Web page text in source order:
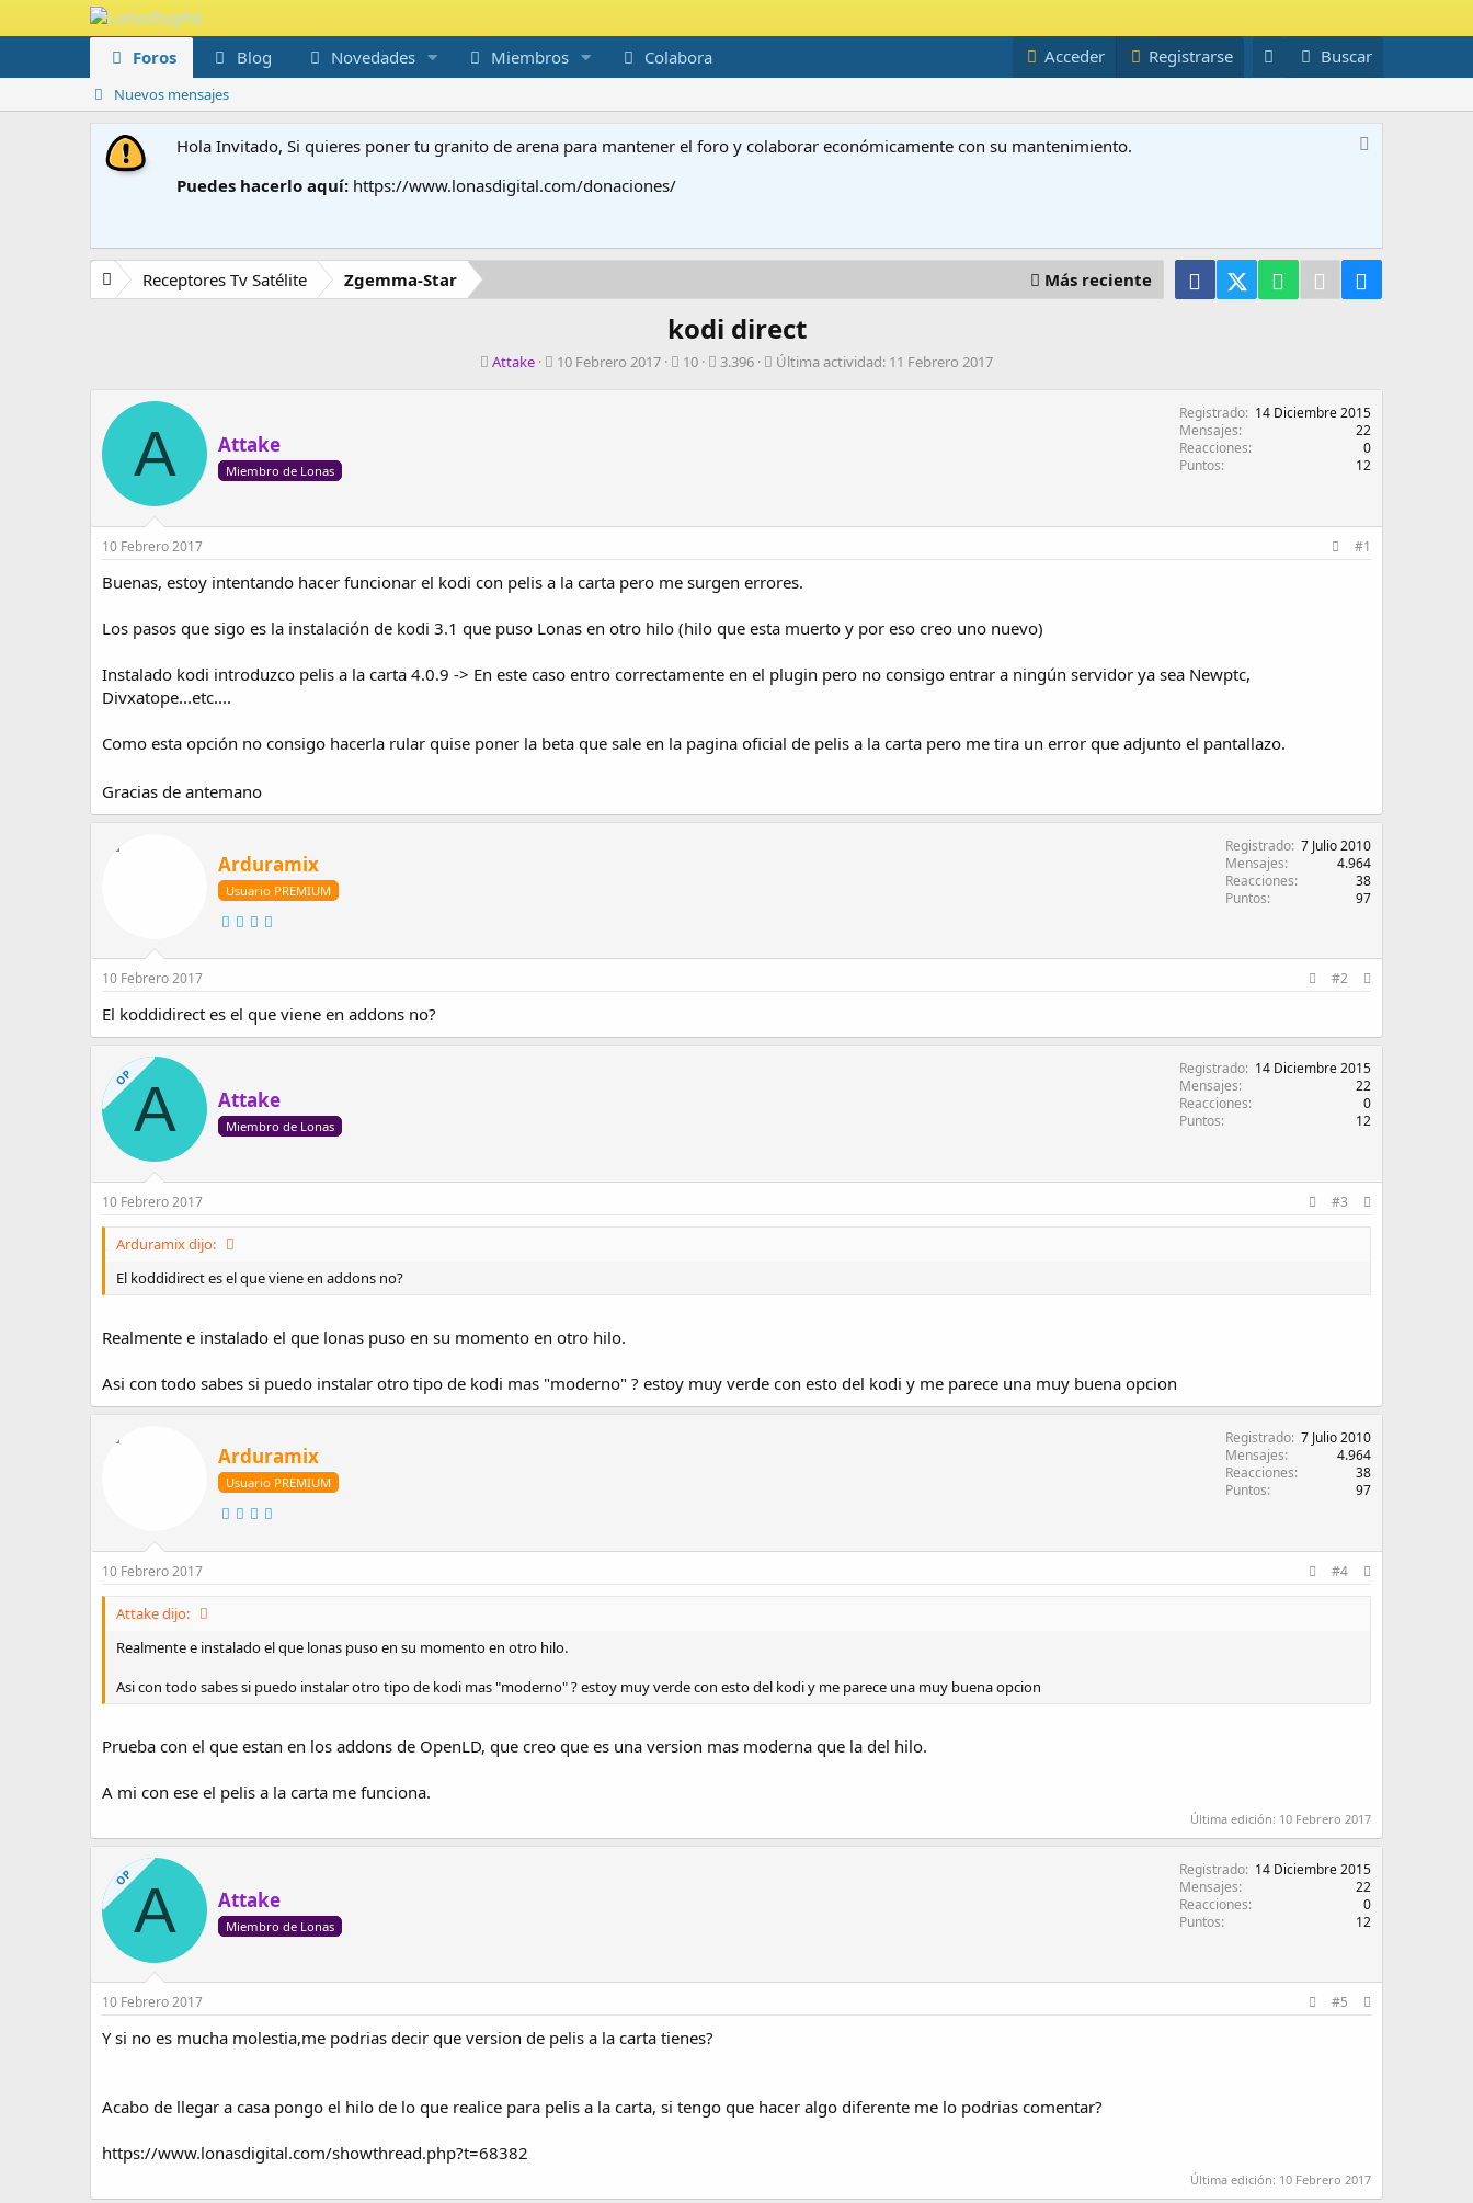
Foros Blog Novedades Miembros Colabora Acceder Registrarse Buscar
Nuevos mensajes
Hola Invitado, Si quieres poner tu granito de arena para mantener el foro y colaborar económicamente con su mantenimiento.
Puedes hacerlo aquí: https://www.lonasdigital.com/donaciones/
Receptores Tv Satélite Zgemma-Star Más reciente FacebookX (Twitter)WhatsAppTelegram
kodi direct
A
Attake
F10 Febrero 2017
R10
V
3.396
Ú
i
d
Última actividad: 11 Febrero 2017
A Attake
Miembro de Lonas
Registrado 14 Diciembre 2015
Mensajes
22
Reacciones
0
Puntos
12
10 Febrero 2017 #1
Buenas, estoy intentando hacer funcionar el kodi con pelis a la carta pero me surgen errores.
Los pasos que sigo es la instalación de kodi 3.1 que puso Lonas en otro hilo (hilo que esta muerto y por eso creo uno nuevo)
Instalado kodi introduzco pelis a la carta 4.0.9 -> En este caso entro correctamente en el plugin pero no consigo entrar a ningún servidor ya sea Newptc,
Divxatope...etc....
Como esta opción no consigo hacerla rular quise poner la beta que sale en la pagina oficial de pelis a la carta pero me tira un error que adjunto el pantallazo.
Gracias de antemano
Arduramix
Usuario PREMIUM
Registrado 7 Julio 2010
Mensajes
4.964
Reacciones
38
Puntos
97
10 Febrero 2017 #2
El koddidirect es el que viene en addons no?
OPA Attake
Miembro de Lonas
Registrado 14 Diciembre 2015
Mensajes
22
Reacciones
0
Puntos
12
10 Febrero 2017 #3
Arduramix dijo:
El koddidirect es el que viene en addons no?
Realmente e instalado el que lonas puso en su momento en otro hilo.
Asi con todo sabes si puedo instalar otro tipo de kodi mas "moderno" ? estoy muy verde con esto del kodi y me parece una muy buena opcion
Arduramix
Usuario PREMIUM
Registrado 7 Julio 2010
Mensajes
4.964
Reacciones
38
Puntos
97
10 Febrero 2017 #4
Attake dijo:
Realmente e instalado el que lonas puso en su momento en otro hilo.
Asi con todo sabes si puedo instalar otro tipo de kodi mas "moderno" ? estoy muy verde con esto del kodi y me parece una muy buena opcion
Prueba con el que estan en los addons de OpenLD, que creo que es una version mas moderna que la del hilo.
A mi con ese el pelis a la carta me funciona.
Última edición: 10 Febrero 2017
OPA Attake
Miembro de Lonas
Registrado 14 Diciembre 2015
Mensajes
22
Reacciones
0
Puntos
12
10 Febrero 2017 #5
Y si no es mucha molestia,me podrias decir que version de pelis a la carta tienes?
Acabo de llegar a casa pongo el hilo de lo que realice para pelis a la carta, si tengo que hacer algo diferente me lo podrias comentar?
https://www.lonasdigital.com/showthread.php?t=68382
Última edición: 10 Febrero 2017